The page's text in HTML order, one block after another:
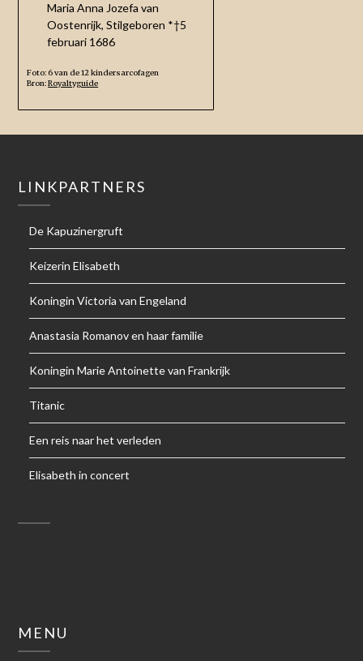
Maria Anna Jozefa van
Oostenrijk, Stilgeboren *†5
februari 1686
Foto: 6 van de 12 kindersarcofagen
Bron:Royaltyguide
LINKPARTNERS
De Kapuzinergruft
Keizerin Elisabeth
Koningin Victoria van Engeland
Anastasia Romanov en haar familie
Koningin Marie Antoinette van Frankrijk
Titanic
Een reis naar het verleden
Elisabeth in concert
MENU